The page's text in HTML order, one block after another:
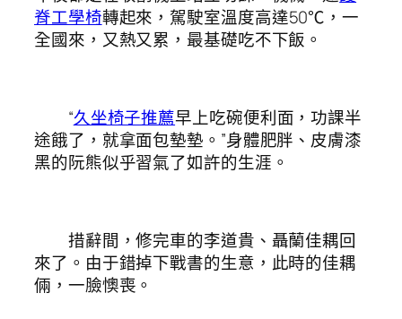
脊工學椅轉起來，駕駛室溫度高達50℃，一
全國來，又熱又累，最基礎吃不下飯。
“久坐椅子推薦早上吃碗便利面，功課半
途餓了，就拿面包墊墊。”身體肥胖、皮膚漆
黑的阮熊似乎習氣了如許的生涯。
措辭間，修完車的李道貴、聶蘭佳耦回
來了。由于錯掉下戰書的生意，此時的佳耦
倆，一臉懊喪。